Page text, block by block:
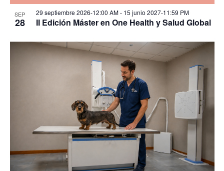
SEP
28
29 septiembre 2026-12:00 AM- 15 junio 2027-11:59 PM
II Edición Máster en One Health y Salud Global